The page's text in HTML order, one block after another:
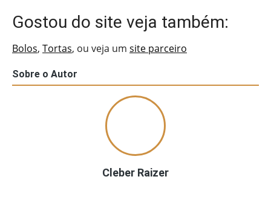
Gostou do site veja também:
Bolos, Tortas, ou veja um site parceiro
Sobre o Autor
Cleber Raizer